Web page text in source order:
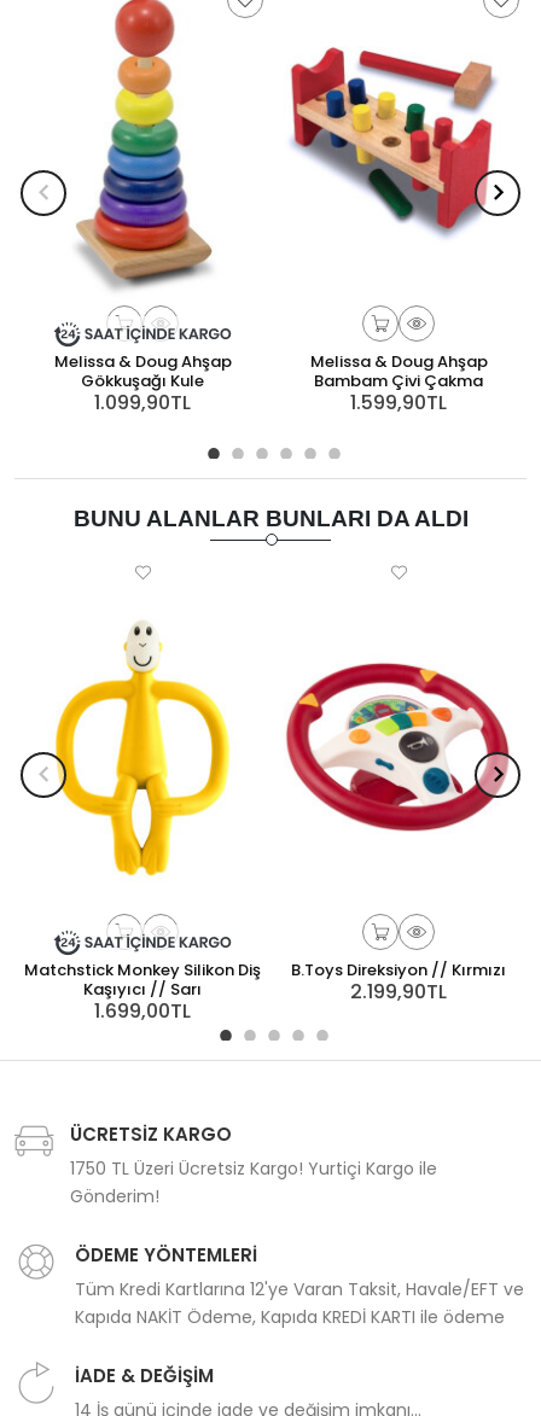
Melissa & Doug Ahşap
Gökkuşağı Kule
1.099,90TL
Melissa & Doug Ahşap
Bambam Çivi Çakma
1.599,90TL
BUNU ALANLAR BUNLARI DA ALDI
Matchstick Monkey Silikon Diş
Kaşıyıcı // Sarı
1.699,00TL
B.Toys Direksiyon // Kırmızı
2.199,90TL
ÜCRETSİZ KARGO
1750 TL Üzeri Ücretsiz Kargo! Yurtiçi Kargo ile
Gönderim!
ÖDEME YÖNTEMLERİ
Tüm Kredi Kartlarına 12'ye Varan Taksit, Havale/EFT ve
Kapıda NAKİT Ödeme, Kapıda KREDİ KARTI ile ödeme
İADE & DEĞİŞİM
14 İş günü içinde iade ve değişim imkanı...